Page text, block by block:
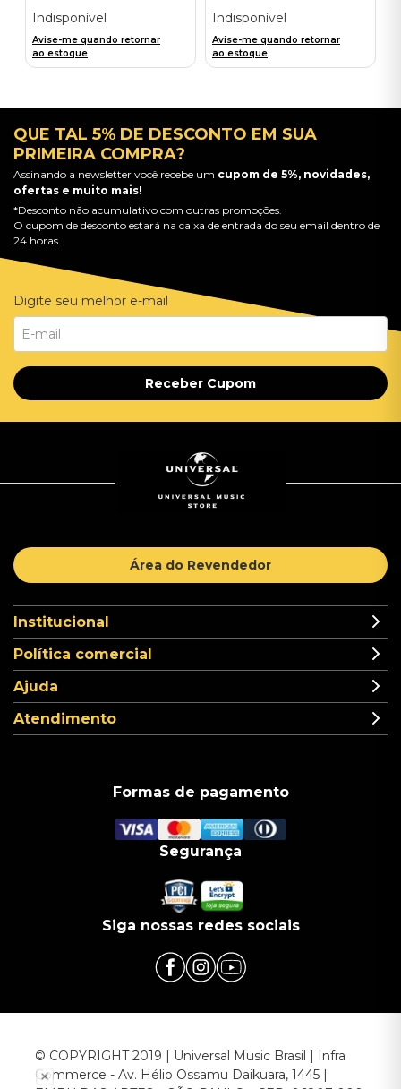
Indisponível
Avise-me quando retornar
ao estoque
Indisponível
Avise-me quando retornar
ao estoque
QUE TAL 5% DE DESCONTO EM SUA
PRIMEIRA COMPRA?
Assinando a newsletter você recebe um cupom de 5%, novidades,
ofertas e muito mais!
*Desconto não acumulativo com outras promoções.
O cupom de desconto estará na caixa de entrada do seu email dentro de
24 horas.
Digite seu melhor e-mail
Receber Cupom
Área do Revendedor
Institucional
Política comercial
Ajuda
Atendimento
Formas de pagamento
Segurança
Siga nossas redes sociais
© COPYRIGHT 2019 | Universal Music Brasil | Infra
Commerce - Av. Hélio Ossamu Daikuara, 1445 |